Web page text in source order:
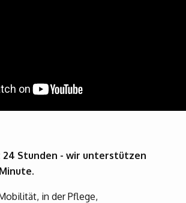
24 Stunden - wir unterstützen
in der Pflege,